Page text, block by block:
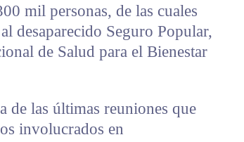
mil personas, de las cuales
desaparecido Seguro Popular,
de Salud para el Bienestar
de las últimas reuniones que
involucrados en